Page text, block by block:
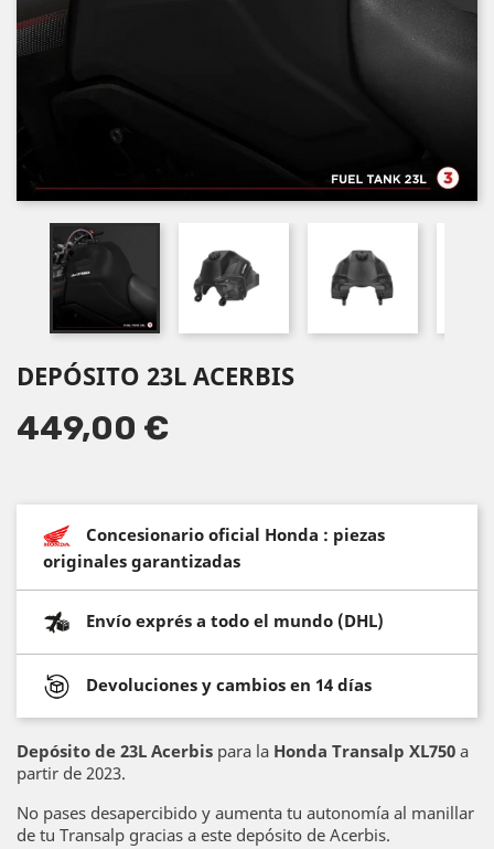
DEPÓSITO 23L ACERBIS
449,00 €
Concesionario oficial Honda : piezas
originales garantizadas
Envío exprés a todo el mundo (DHL)
Devoluciones y cambios en 14 días
Depósito de 23L Acerbis para la Honda Transalp XL750 a
partir de 2023.
No pases desapercibido y aumenta tu autonomía al manillar
de tu Transalp gracias a este depósito de Acerbis.